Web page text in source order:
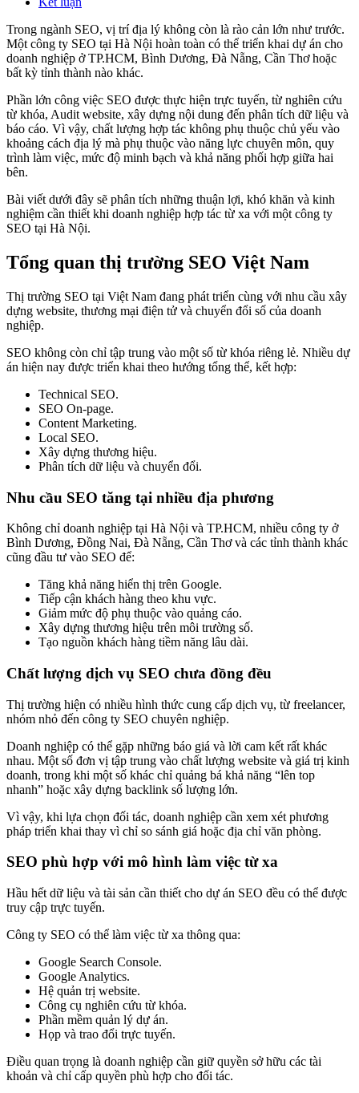
Trong ngành SEO, vị trí địa lý không còn là rào cản lớn như trước.
Một công ty SEO tại Hà Nội hoàn toàn có thể triển khai dự án cho
doanh nghiệp ở TP.HCM, Bình Dương, Đà Nẵng, Cần Thơ hoặc
bất kỳ tỉnh thành nào khác.
Phần lớn công việc SEO được thực hiện trực tuyến, từ nghiên cứu
từ khóa, Audit website, xây dựng nội dung đến phân tích dữ liệu và
báo cáo. Vì vậy, chất lượng hợp tác không phụ thuộc chủ yếu vào
khoảng cách địa lý mà phụ thuộc vào năng lực chuyên môn, quy
trình làm việc, mức độ minh bạch và khả năng phối hợp giữa hai
bên.
Bài viết dưới đây sẽ phân tích những thuận lợi, khó khăn và kinh
nghiệm cần thiết khi doanh nghiệp hợp tác từ xa với một công ty
SEO tại Hà Nội.
Tổng quan thị trường SEO Việt Nam
Thị trường SEO tại Việt Nam đang phát triển cùng với nhu cầu xây
dựng website, thương mại điện tử và chuyển đổi số của doanh
nghiệp.
SEO không còn chỉ tập trung vào một số từ khóa riêng lẻ. Nhiều dự
án hiện nay được triển khai theo hướng tổng thể, kết hợp:
Technical SEO.
SEO On-page.
Content Marketing.
Local SEO.
Xây dựng thương hiệu.
Phân tích dữ liệu và chuyển đổi.
Nhu cầu SEO tăng tại nhiều địa phương
Không chỉ doanh nghiệp tại Hà Nội và TP.HCM, nhiều công ty ở
Bình Dương, Đồng Nai, Đà Nẵng, Cần Thơ và các tỉnh thành khác
cũng đầu tư vào SEO để:
Tăng khả năng hiển thị trên Google.
Tiếp cận khách hàng theo khu vực.
Giảm mức độ phụ thuộc vào quảng cáo.
Xây dựng thương hiệu trên môi trường số.
Tạo nguồn khách hàng tiềm năng lâu dài.
Chất lượng dịch vụ SEO chưa đồng đều
Thị trường hiện có nhiều hình thức cung cấp dịch vụ, từ freelancer,
nhóm nhỏ đến công ty SEO chuyên nghiệp.
Doanh nghiệp có thể gặp những báo giá và lời cam kết rất khác
nhau. Một số đơn vị tập trung vào chất lượng website và giá trị kinh
doanh, trong khi một số khác chỉ quảng bá khả năng “lên top
nhanh” hoặc xây dựng backlink số lượng lớn.
Vì vậy, khi lựa chọn đối tác, doanh nghiệp cần xem xét phương
pháp triển khai thay vì chỉ so sánh giá hoặc địa chỉ văn phòng.
SEO phù hợp với mô hình làm việc từ xa
Hầu hết dữ liệu và tài sản cần thiết cho dự án SEO đều có thể được
truy cập trực tuyến.
Công ty SEO có thể làm việc từ xa thông qua:
Google Search Console.
Google Analytics.
Hệ quản trị website.
Công cụ nghiên cứu từ khóa.
Phần mềm quản lý dự án.
Họp và trao đổi trực tuyến.
Điều quan trọng là doanh nghiệp cần giữ quyền sở hữu các tài
khoản và chỉ cấp quyền phù hợp cho đối tác.